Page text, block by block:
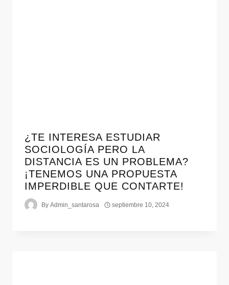
¿TE INTERESA ESTUDIAR
SOCIOLOGÍA PERO LA
DISTANCIA ES UN PROBLEMA?
¡TENEMOS UNA PROPUESTA
IMPERDIBLE QUE CONTARTE!
By Admin_santarosa septiembre 10, 2024